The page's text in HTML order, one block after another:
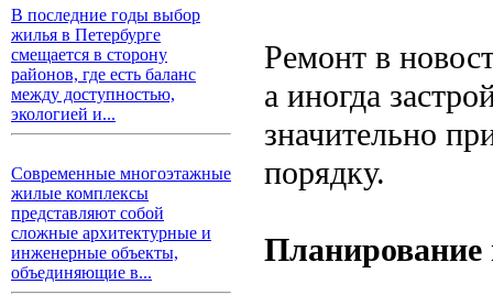
В последние годы выбор
жилья в Петербурге
смещается в сторону
районов, где есть баланс
между доступностью,
экологией и...
Современные многоэтажные
жилые комплексы
представляют собой
сложные архитектурные и
инженерные объекты,
объединяющие в...
Ремонт в
а иногда
значительно
порядку.
Планирование